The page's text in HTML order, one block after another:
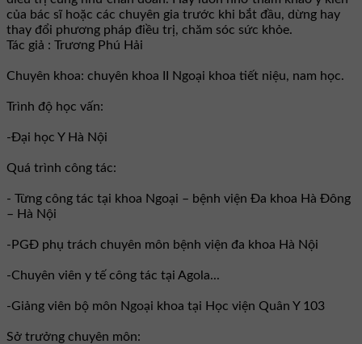
của bác sĩ hoặc các chuyên gia trước khi bắt đầu, dừng hay
thay đổi phương pháp điều trị, chăm sóc sức khỏe.
Tác giả : Trương Phú Hải
Chuyên khoa: chuyên khoa II Ngoại khoa tiết niệu, nam học.
Trình độ học vấn:
-Đại học Y Hà Nội
Quá trình công tác:
- Từng công tác tại khoa Ngoại – bệnh viện Đa khoa Hà Đông
– Hà Nội
-PGĐ phụ trách chuyên môn bệnh viện đa khoa Hà Nội
-Chuyên viên y tế công tác tại Agola...
-Giảng viên bộ môn Ngoại khoa tại Học viện Quân Y 103
Sở trưởng chuyên môn: